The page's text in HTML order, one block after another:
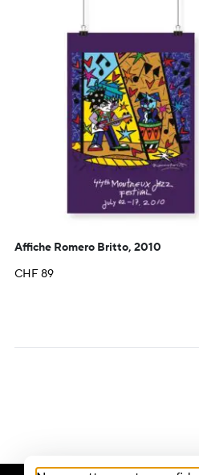
Affiche Romero Britto, 2010
CHF89